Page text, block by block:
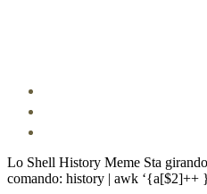
Lo Shell History Meme Sta
comando: history | awk